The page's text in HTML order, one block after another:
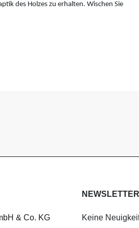
des Holzes zu erhalten. Wischen Sie
& Co. KG
NEWSLETTER
Keine